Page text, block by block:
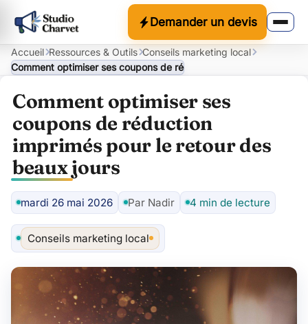
Demander un devis
Accueil Ressources & Outils Conseils marketing local
Comment optimiser ses coupons de réduction imprimés pour le
Comment optimiser ses
coupons de réduction
imprimés pour le retour des
beaux jours
mardi 26 mai 2026
Auteur
Par Nadir 4 min de lecture
Conseils marketing local